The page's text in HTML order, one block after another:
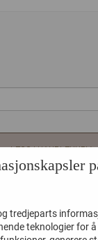
LEGG I HANDLEKURV
tredjeparts
teknologier for å